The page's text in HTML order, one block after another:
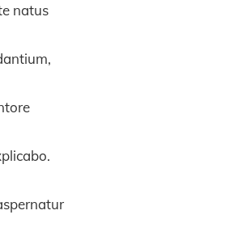
natus